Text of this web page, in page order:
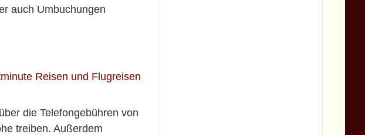
auch Umbuchungen
die Telefongebühren von
treiben. Außerdem